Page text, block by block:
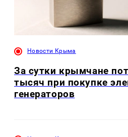
Новости Крыма
За сутки крымчане
тысяч при покупке
генераторов